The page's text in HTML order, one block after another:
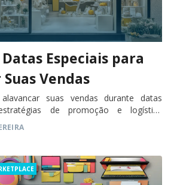
Especiais para
Vendas
suas vendas durante datas
de promoção e logística